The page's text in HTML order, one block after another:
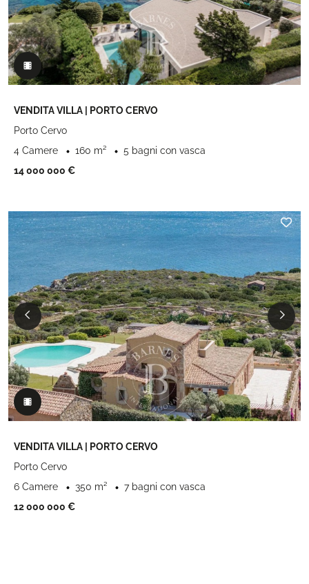
VENDITA VILLA | PORTO CERVO
Porto Cervo
4 Camere
160 m²
5 bagni con vasca
14 000 000 €
VENDITA VILLA | PORTO CERVO
Porto Cervo
6 Camere
350 m²
7 bagni con vasca
12 000 000 €